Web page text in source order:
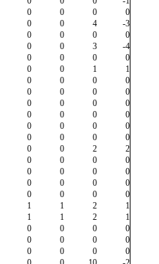
0 0 0
0
0 0 4
-3
0 0 0
0
0 0 3
-4
0 0 0
0
0 0 1
1
0 0 0
0
0 0 0
0
0 0 0
0
0 0 0
0
0 0 0
0
0 0 0
0
0 0 2
2
0 0 0
0
0 0 0
0
0 0 0
0
0 0 0
0
1 1 2
1
1 1 2
1
0 0 0
0
0 0 0
0
0 0 0
0